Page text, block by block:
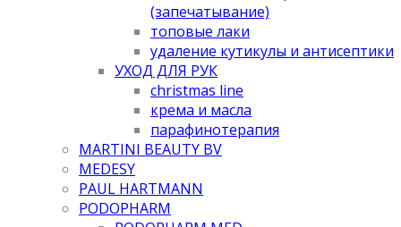
(запечатывание)
топовые лаки
удаление кутикулы и антисептики
УХОД ДЛЯ РУК
christmas line
крема и масла
парафинотерапия
MARTINI BEAUTY BV
MEDESY
PAUL HARTMANN
PODOPHARM